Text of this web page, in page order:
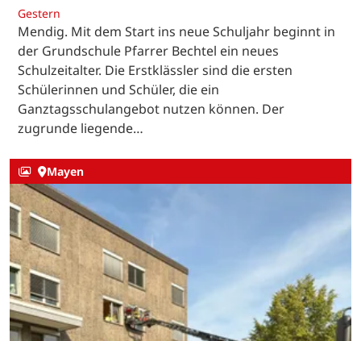
Gestern
Mendig. Mit dem Start ins neue Schuljahr beginnt in
der Grundschule Pfarrer Bechtel ein neues
Schulzeitalter. Die Erstklässler sind die ersten
Schülerinnen und Schüler, die ein
Ganztagsschulangebot nutzen können. Der
zugrunde liegende…
Mayen